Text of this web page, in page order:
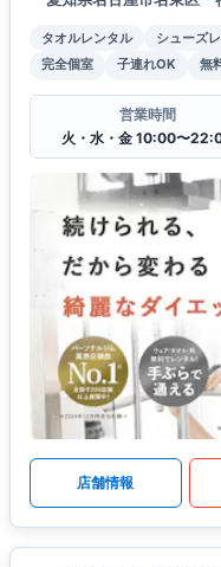
タオルレンタル シューズ
完全個室
子連れOK 無
営業時間
火・水・金 10:00〜
店舗情報